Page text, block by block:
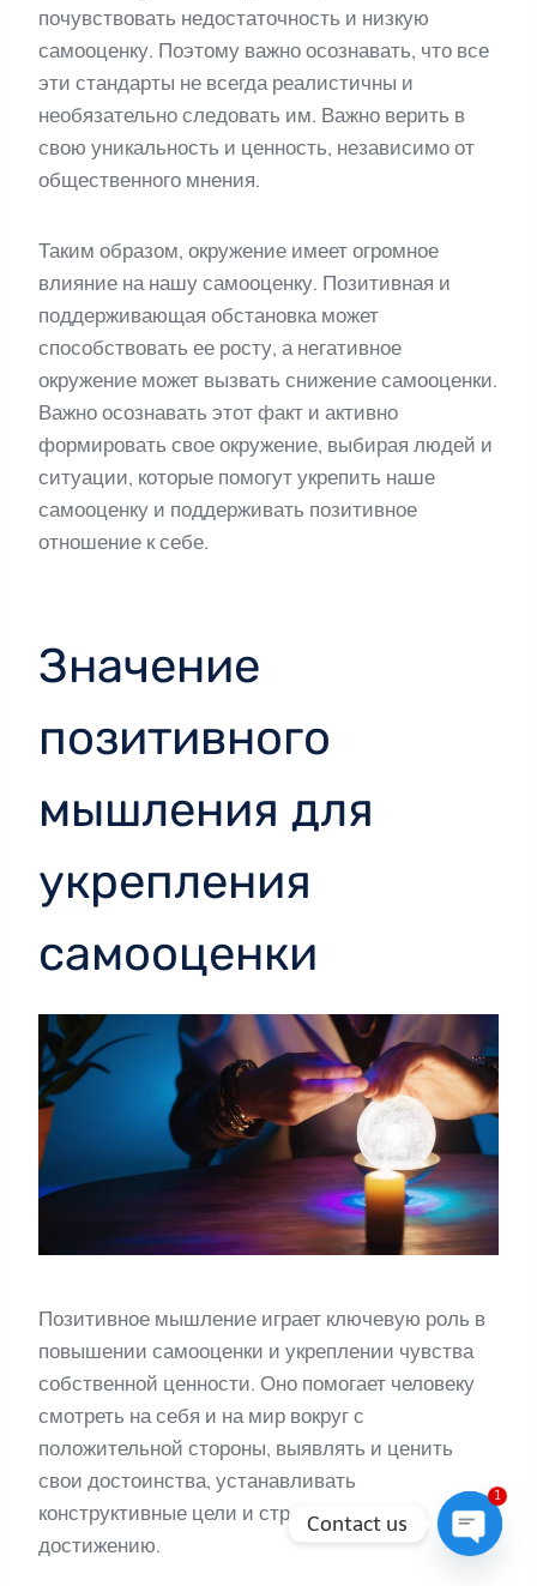
почувствовать недостаточность и низкую
самооценку. Поэтому важно осознавать, что все
эти стандарты не всегда реалистичны и
необязательно следовать им. Важно верить в
свою уникальность и ценность, независимо от
общественного мнения.
Таким образом, окружение имеет огромное
влияние на нашу самооценку. Позитивная и
поддерживающая обстановка может
способствовать ее росту, а негативное
окружение может вызвать снижение самооценки.
Важно осознавать этот факт и активно
формировать свое окружение, выбирая людей и
ситуации, которые помогут укрепить наше
самооценку и поддерживать позитивное
отношение к себе.
Значение
позитивного
мышления для
укрепления
самооценки
Позитивное мышление играет ключевую роль в
повышении самооценки и укреплении чувства
собственной ценности. Оно помогает человеку
смотреть на себя и на мир вокруг с
положительной стороны, выявлять и ценить
свои достоинства, устанавливать
конструктивные цели и стремиться к их
достижению.
Contact us
1